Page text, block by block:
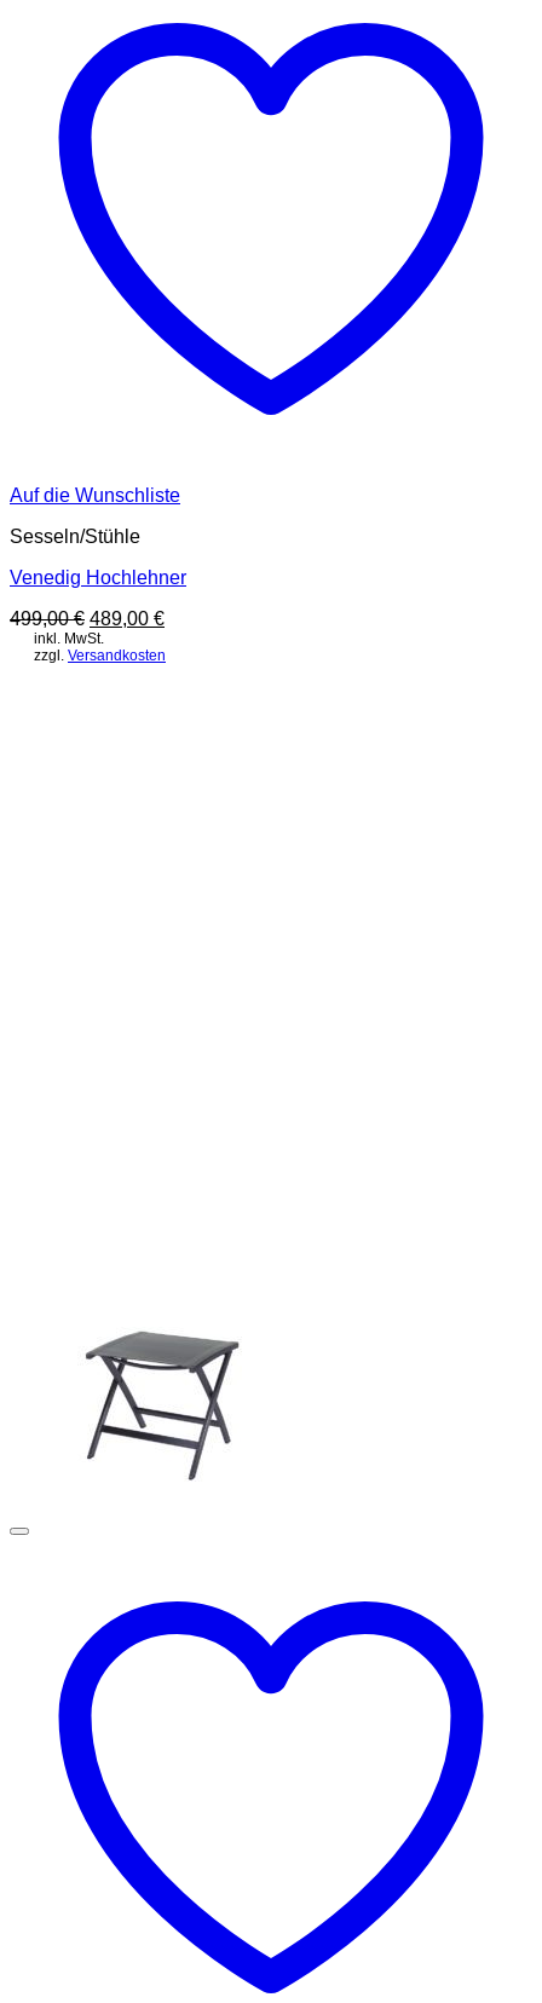
Auf die Wunschliste
Sesseln/Stühle
Venedig Hochlehner
499,00€ Ursprünglicher
Preis
war:
489,00 €Aktueller
ist:
inkl. MwSt.
zzgl. Versandkosten